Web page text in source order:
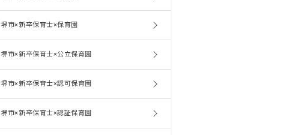
堺市×新卒保育士×保育園
堺市×新卒保育士×公立保育園
堺市×新卒保育士×認可保育園
堺市×新卒保育士×認証保育園